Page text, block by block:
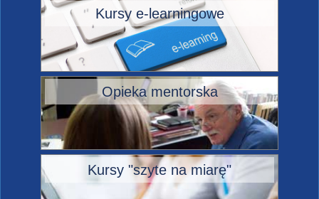
Kursy e-learningowe
Opieka mentorska
Kursy "szyte na miarę"